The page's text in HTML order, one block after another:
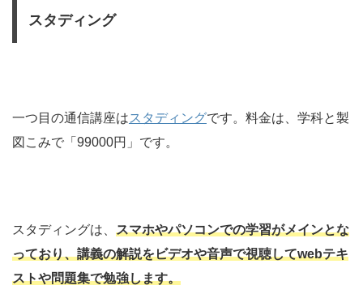
スタディング
一つ目の通信講座はスタディングです。料金は、学科と製
図こみで「99000円」です。
スタディングは、 スマホやパソコンでの学習がメインとな
っており、講義の解説をビデオや音声で視聴してwebテキ
ストや問題集で勉強します。